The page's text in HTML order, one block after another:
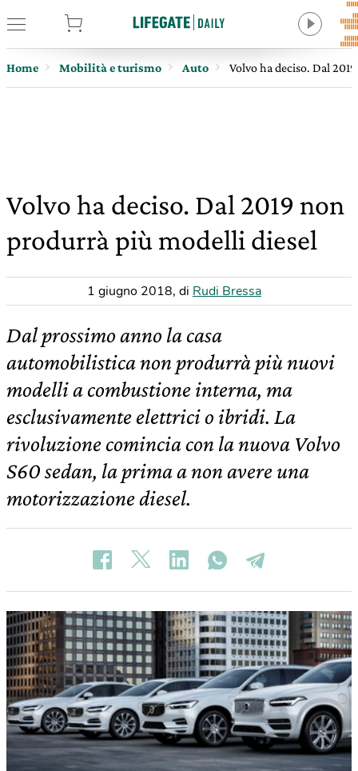
Home Mobilità e turismo Auto Volvo ha deciso. Dal
Volvo ha deciso. Dal 2019 non
produrrà più modelli diesel
1 giugno 2018, di Rudi Bressa
Dal prossimo anno la casa
automobilistica non produrrà più nuovi
modelli a combustione interna, ma
esclusivamente elettrici o ibridi. La
rivoluzione comincia con la nuova Volvo
S60 sedan, la prima a non avere una
motorizzazione diesel.